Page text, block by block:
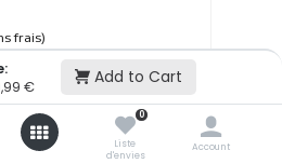
€ Add to Cart
0
Liste
d'envies
Account
frais)
Ajouter au panier